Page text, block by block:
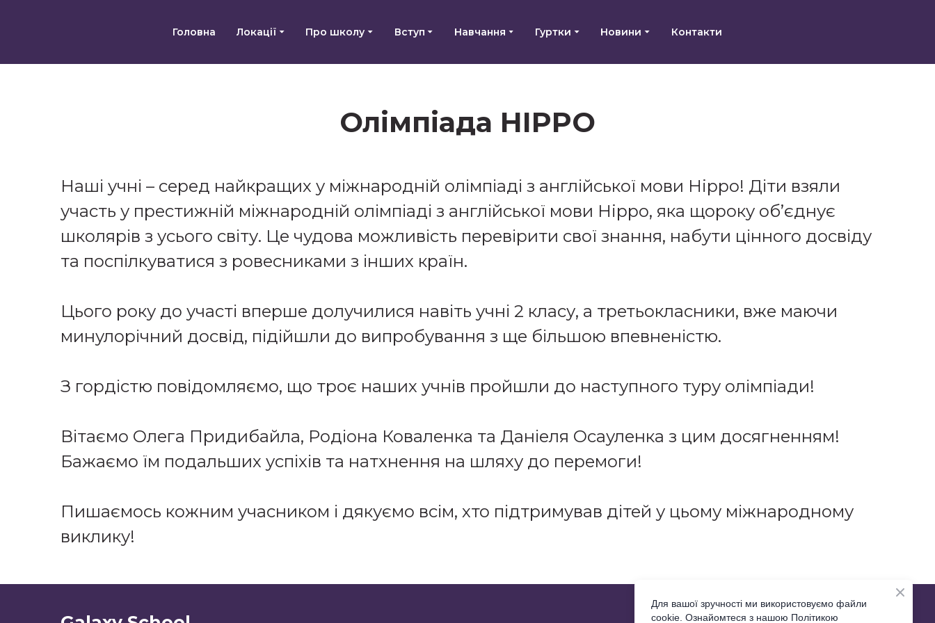
Головна Локації Про школу Вступ Навчання Гуртки Новини Контакти
Олімпіада HIPPO
Наші учні – серед найкращих у міжнародній олімпіаді з англійської мови Hippo! Діти взяли
участь у престижній міжнародній олімпіаді з англійської мови Hippo, яка щороку об’єднує
школярів з усього світу. Це чудова можливість перевірити свої знання, набути цінного досвіду
та поспілкуватися з ровесниками з інших країн.
Цього року до участі вперше долучилися навіть учні 2 класу, а третьокласники, вже маючи
минулорічний досвід, підійшли до випробування з ще більшою впевненістю.
З гордістю повідомляємо, що троє наших учнів пройшли до наступного туру олімпіади!
Вітаємо Олега Придибайла, Родіона Коваленка та Даніеля Осауленка з цим досягненням!
Бажаємо їм подальших успіхів та натхнення на шляху до перемоги!
Пишаємось кожним учасником і дякуємо всім, хто підтримував дітей у цьому міжнародному
виклику!
Для вашої зручності ми використовуємо файли
cookie. Ознайомтеся з нашою Політикою